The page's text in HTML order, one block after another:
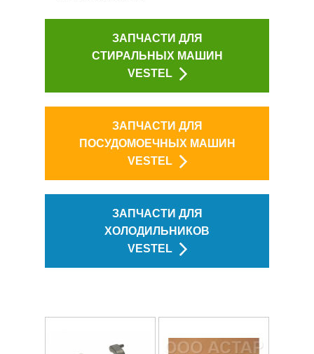
ЗАПЧАСТИ ДЛЯ
СТИРАЛЬНЫХ МАШИН
VESTEL
ЗАПЧАСТИ ДЛЯ
ПОСУДОМОЕЧНЫХ МАШИН
VESTEL
ЗАПЧАСТИ ДЛЯ
ХОЛОДИЛЬНИКОВ
VESTEL